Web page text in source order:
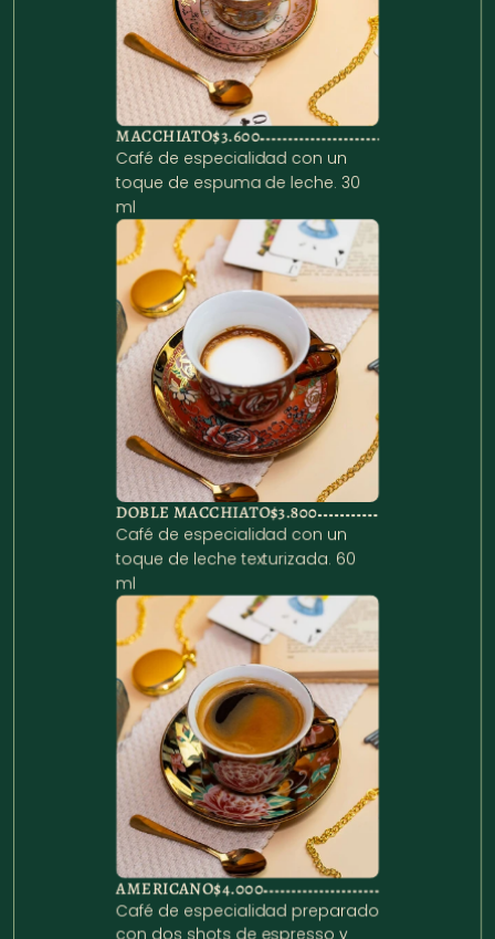
MACCHIATO$3.600
Café de especialidad con un
toque de espuma de leche. 30
ml
DOBLE MACCHIATO$3.800
Café de especialidad con un
toque de leche texturizada. 60
ml
AMERICANO$4.000
Café de especialidad preparado
con dos shots de espresso y